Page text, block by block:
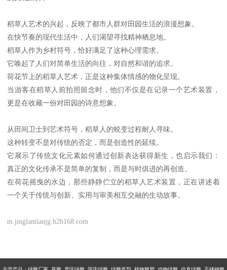
稻草人艺术的兴起，反映了都市人群对田园生活的浪漫想象。
在快节奏的现代生活中，人们渴望寻找精神栖息地。
稻草人作为乡村符号，恰好满足了这种心理需求。
它唤起了人们对简单生活的向往，对自然和谐的追求。
荷花节上的稻草人艺术，正是这种集体情感的物化呈现。
当游客在稻草人前拍照留念时，他们不仅是在记录一个艺术装置，
更是在收藏一份对田园的诗意想象。
从田间卫士到艺术符号，稻草人的蜕变过程耐人寻味。
这种转变不是对传统的否定，而是创造性的延续。
它展示了传统文化元素如何通过创新表达获得新生，也启示我们：
真正的文化传承不是简单的复制，而是与时俱进的再创造。
在荷花摇曳的水边，那些静静伫立的稻草人艺术装置，正在讲述着
一个关于传统与创新、实用与审美相互交融的生动故事。
m.jinglantianjg.b2b168.com